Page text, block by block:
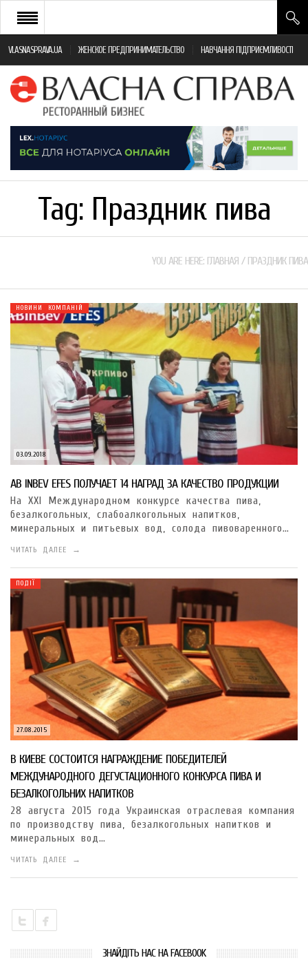
VLASNASPRAVA.UA ЖЕНСКОЕ ПРЕДПРИНИМАТЕЛЬСТВО НАВЧАННЯ ПІДПРИЄМЛИВОСТІ
НОВИНИ РЕСТОРАННОГО БІЗНЕСУ
ЯК ВІДКРИТИ ТА УСПІШНО КЕРУВАТИ
МОНІТОРИНГ ЗАКОНОДАВСТВА
ФРАНЧАЙЗИНГ
Tag: Праздник пива
YOU ARE HERE: ГЛАВНАЯ / ПРАЗДНИК ПИВА
03.09.2018
НОВИНИ КОМПАНІЙ
AB INBEV EFES ПОЛУЧАЕТ 14 НАГРАД ЗА КАЧЕСТВО ПРОДУКЦИИ
На XXI Международном конкурсе качества пива,
безалкогольных, слабоалкогольных напитков,
минеральных и питьевых вод, солода пивоваренного…
ЧИТАТЬ ДАЛЕЕ →
27.08.2015
ПОДІЇ
В КИЕВЕ СОСТОИТСЯ НАГРАЖДЕНИЕ ПОБЕДИТЕЛЕЙ
МЕЖДУНАРОДНОГО ДЕГУСТАЦИОННОГО КОНКУРСА ПИВА И
БЕЗАЛКОГОЛЬНИХ НАПИТКОВ
28 августа 2015 года Украинская отраслевая компания
по производству пива, безалкогольных напитков и
минеральных вод…
ЧИТАТЬ ДАЛЕЕ →
ЗНАЙДІТЬ НАС НА FACEBOOK